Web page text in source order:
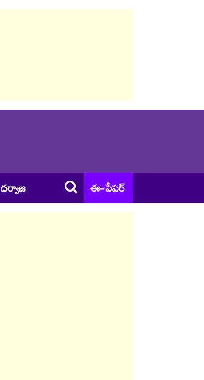
దర్వాజ ఈ-పేపర్